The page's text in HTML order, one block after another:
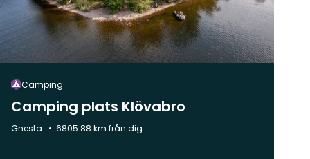
Camping
Camping plats Klövabro
Kommun:
Gnesta 6805.88 km från dig